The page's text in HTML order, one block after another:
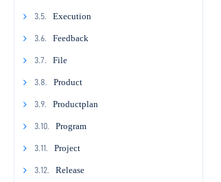
1.7.5
1.8.4
1.8.5
2.6.5
2.7.4
2.7.5
2.7.6
2.7.7
2.7.8
2.7.9
2.9.2
2.9.3
2.9.4
2.9.5
2.9.6
2.9.7
2.9.8
2.9.9
2.10.1
2.10.2
2.10.3
2.10.4
2.10.5
2.11.
2.11.1
2.11.2
2.11.3
2.11.4
2.11.5
2.11.6
2.12.
2.12.1
2.12.2
2.12.3
2.12.4
2.12.5
2.13.
2.13.1
2.13.2
2.13.3
2.13.4
2.13.5
2.14.
2.14.1
2.14.2
2.14.3
2.14.4
2.15.
2.15.1
2.15.2
2.15.3
2.16.
2.16.1
2.16.2
2.17.
2.17.1
2.18.
3.2.8
3.2.9
3.2.10
3.4.1
3.4.2
3.4.3
3.4.4
3.4.5
3.4.6
3.4.7
3.4.8
3.5. Execution
3.5.1
3.5.2
3.5.3
3.5.4
3.5.5
3.5.6
3.6. Feedback
3.6.1
3.6.2
3.6.3
3.6.4
3.6.5
3.6.6
3.7. File
3.7.1
3.7.2
3.7.3
3.8. Product
3.8.1
3.8.2
3.8.3
3.8.4
3.9. Productplan
3.9.1
3.9.2
3.9.3
3.10. Program
3.10.1
3.10.2
3.11. Project
3.11.1
3.12. Release